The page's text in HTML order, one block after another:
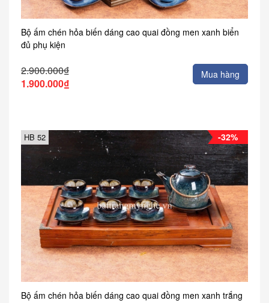
Bộ ấm chén hỏa biến dáng cao quai đồng men xanh biển
đủ phụ kiện
2.900.000₫
1.900.000₫
Mua hàng
-32%
HB 52
Bộ ấm chén hỏa biến dáng cao quai đồng men xanh trắng